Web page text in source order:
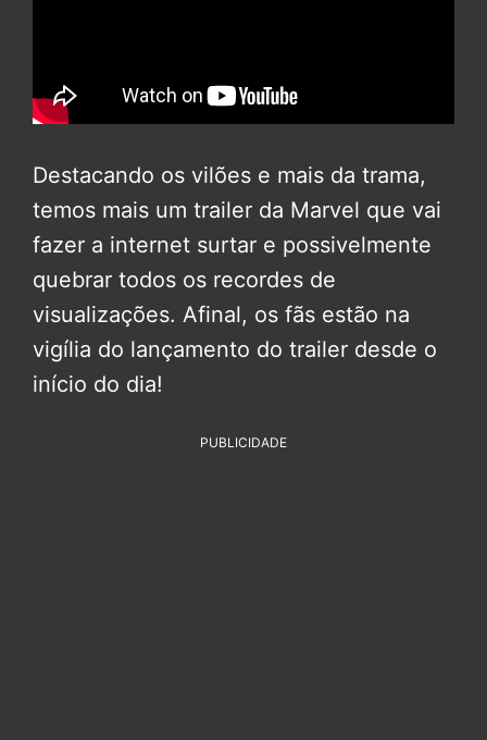
Destacando os vilões e mais da trama,
temos mais um trailer da Marvel que vai
fazer a internet surtar e possivelmente
quebrar todos os recordes de
visualizações. Afinal, os fãs estão na
vigília do lançamento do trailer desde o
início do dia!
PUBLICIDADE